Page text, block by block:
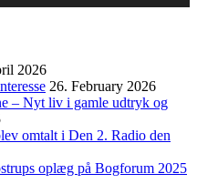
2026
26. February 2026
– Nyt liv i gamle udtryk og
omtalt i Den 2. Radio den
oplæg på Bogforum 2025